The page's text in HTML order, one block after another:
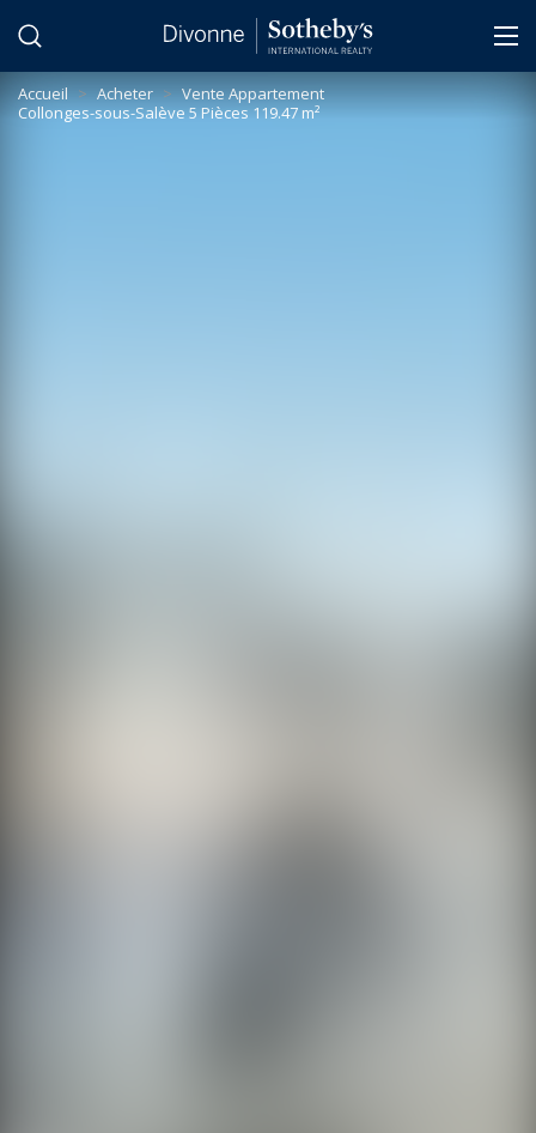
Accueil > Acheter > Vente Appartement
Collonges-sous-Salève 5 Pièces 119.47 m²